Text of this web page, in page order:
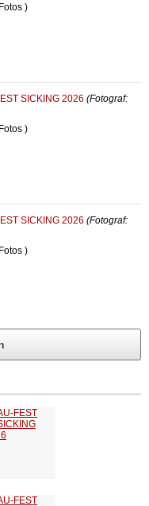
)
SICKING 2026 (Fotograf:
)
SICKING 2026 (Fotograf:
)